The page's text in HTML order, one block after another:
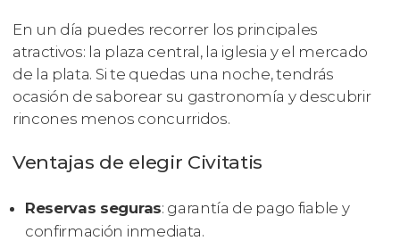
En un día puedes recorrer los principales
atractivos: la plaza central, la iglesia y el mercado
de la plata. Si te quedas una noche, tendrás
ocasión de saborear su gastronomía y descubrir
rincones menos concurridos.
Ventajas de elegir Civitatis
Reservas seguras: garantía de pago fiable y
confirmación inmediata.